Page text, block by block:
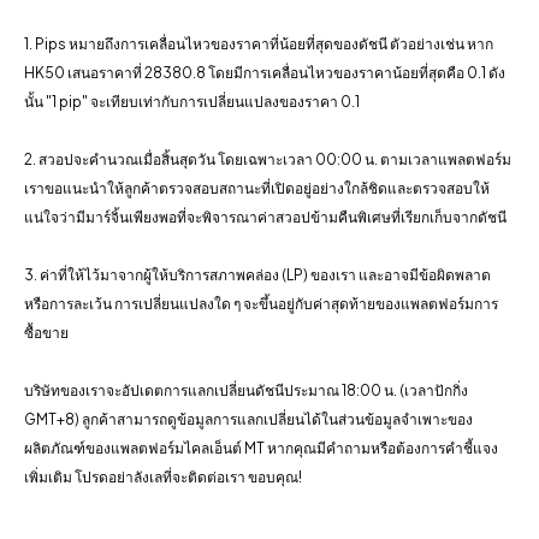
1. Pips หมายถึงการเคลื่อนไหวของราคาที่น้อยที่สุดของดัชนี ตัวอย่างเช่น หาก
HK50 เสนอราคาที่ 28380.8 โดยมีการเคลื่อนไหวของราคาน้อยที่สุดคือ 0.1 ดัง
นั้น "1 pip" จะเทียบเท่ากับการเปลี่ยนแปลงของราคา 0.1
2. สวอปจะคํานวณเมื่อสิ้นสุดวัน โดยเฉพาะเวลา 00:00 น. ตามเวลาแพลตฟอร์ม
เราขอแนะนําให้ลูกค้าตรวจสอบสถานะที่เปิดอยู่อย่างใกล้ชิดและตรวจสอบให้
แน่ใจว่ามีมาร์จิ้นเพียงพอที่จะพิจารณาค่าสวอปข้ามคืนพิเศษที่เรียกเก็บจากดัชนี
3. ค่าที่ให้ไว้มาจากผู้ให้บริการสภาพคล่อง (LP) ของเรา และอาจมีข้อผิดพลาด
หรือการละเว้น การเปลี่ยนแปลงใด ๆ จะขึ้นอยู่กับค่าสุดท้ายของแพลตฟอร์มการ
ซื้อขาย
บริษัทของเราจะอัปเดตการแลกเปลี่ยนดัชนีประมาณ 18:00 น. (เวลาปักกิ่ง
GMT+8) ลูกค้าสามารถดูข้อมูลการแลกเปลี่ยนได้ในส่วนข้อมูลจําเพาะของ
ผลิตภัณฑ์ของแพลตฟอร์มไคลเอ็นต์ MT หากคุณมีคําถามหรือต้องการคําชี้แจง
เพิ่มเติม โปรดอย่าลังเลที่จะติดต่อเรา ขอบคุณ!